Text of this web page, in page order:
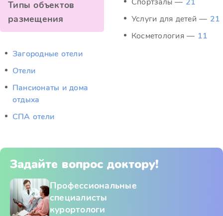
Типы объектов
размещения
Загородные отели
Отели
Пансионаты и дома
отдыха
СПА отели
Услуги для детей — 21
Косметология — 11
Задайте вопрос доктору!
Профессиональные
специалисты
курортологи